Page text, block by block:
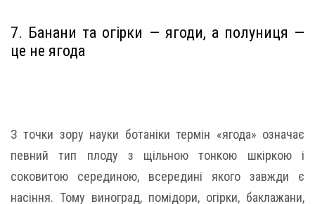
7. Банани та огірки — ягоди, а полуниця —
це не ягода
З точки зору науки ботаніки термін «ягода» означає
певний тип плоду з щільною тонкою шкіркою і
соковитою серединою, всередині якого завжди є
насіння. Тому виноград, помідори, огірки, баклажани,